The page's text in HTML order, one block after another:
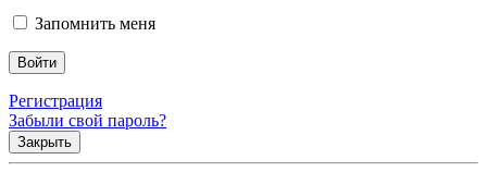
Запомнить меня
Регистрация
Забыли свой пароль?
Закрыть